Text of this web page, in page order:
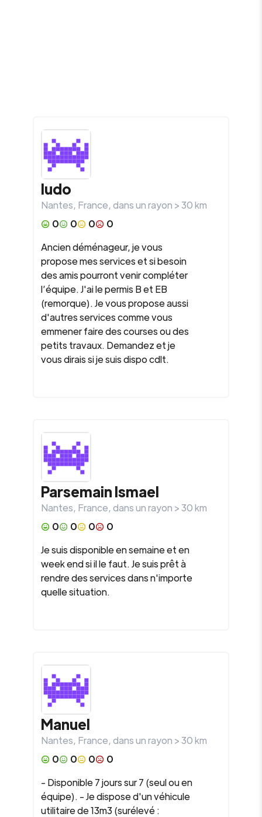
ludo
Nantes, France, dans un rayon >30km
0
0 0
0
Ancien déménageur, je vous
propose mes services et si besoin
des amis pourront venir compléter
l’équipe. J'ai le permis B et EB
(remorque). Je vous propose aussi
d'autres services comme vous
emmener faire des courses ou des
petits travaux. Demandez et je
vous dirais si je suis dispo cdlt.
Parsemain Ismael
Nantes, France, dans un rayon >30km
0
0 0
0
Je suis disponible en semaine et en
week end si il le faut. Je suis prêt à
rendre des services dans n'importe
quelle situation.
Manuel
Nantes, France, dans un rayon >30km
0
0 0
0
- Disponible 7 jours sur 7 (seul ou en
équipe). - Je dispose d'un véhicule
utilitaire de 13m3 (surélevé :